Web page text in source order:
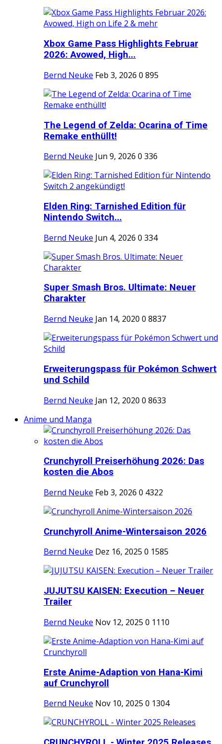
Xbox Game Pass Highlights Februar
2026: Avowed, High...
Bernd Neuke Feb 3, 2026 0 895
The Legend of Zelda: Ocarina of Time
Remake enthüllt!
Bernd Neuke Jun 9, 2026 0 336
Elden Ring: Tarnished Edition für
Nintendo Switch...
Bernd Neuke Jun 4, 2026 0 334
Super Smash Bros. Ultimate: Neuer
Charakter
Bernd Neuke Jan 14, 2020 0 8837
Erweiterungspass für Pokémon Schwert
und Schild
Bernd Neuke Jan 12, 2020 0 8633
Anime und Manga
Crunchyroll Preiserhöhung 2026: Das
kosten die Abos
Bernd Neuke Feb 3, 2026 0 4322
Crunchyroll Anime-Wintersaison 2026
Bernd Neuke Dez 16, 2025 0 1585
JUJUTSU KAISEN: Execution – Neuer
Trailer
Bernd Neuke Nov 12, 2025 0 1110
Erste Anime-Adaption von Hana-Kimi
auf Crunchyroll
Bernd Neuke Nov 10, 2025 0 1304